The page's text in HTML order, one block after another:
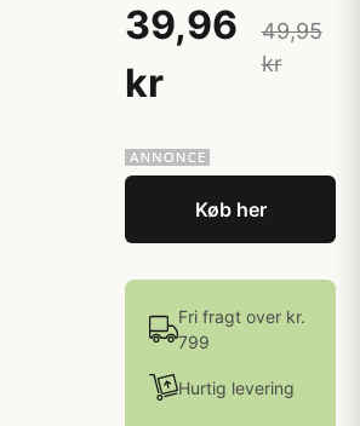
39,96
kr
49,95
kr
Køb her
Fri fragt over kr.
799
Hurtig levering